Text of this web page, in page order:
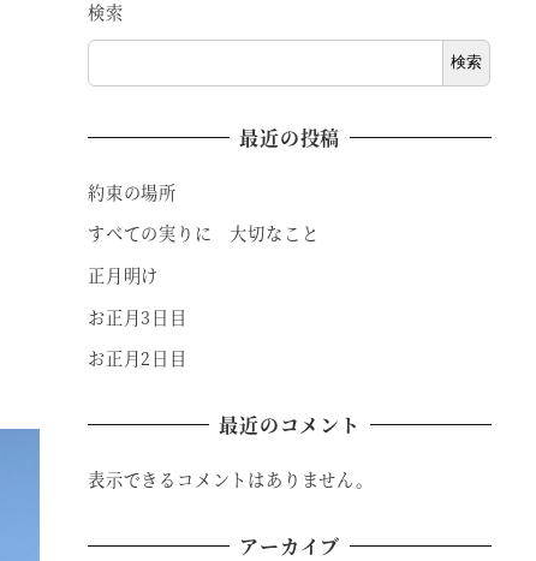
検索
検索
最近の投稿
約束の場所
すべての実りに 大切なこと
正月明け
お正月3日目
お正月2日目
最近のコメント
表示できるコメントはありません。
アーカイブ